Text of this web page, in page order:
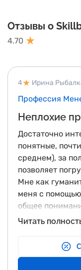
Отзывы о
4.70
4 Ирина
Профессия
Неплохие
Достаточно
понятные,
среднем), за
позволяет
Мне как
меня с помощью
общее
Хороший курс
был понятен в
была связана с
профессиям в
Резюмируя, все
поэтому
Читать